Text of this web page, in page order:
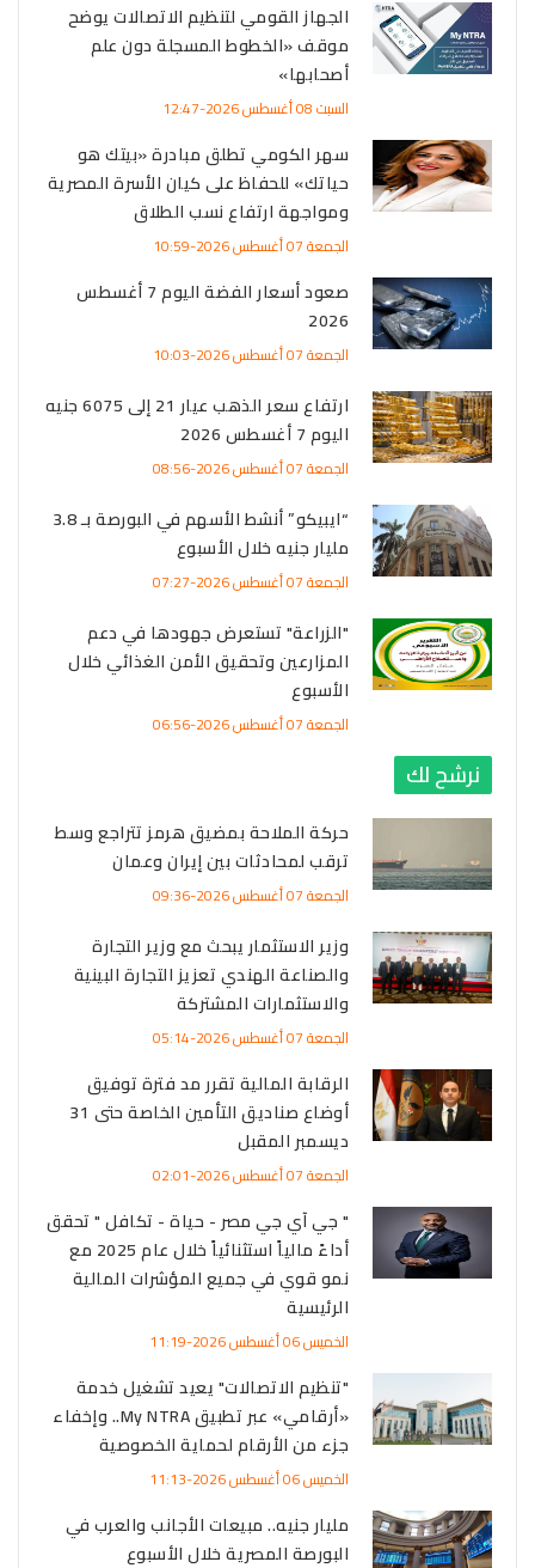
الجهاز القومي لتنظيم الاتصالات يوضح
موقف «الخطوط المسجلة دون علم
أصحابها»
السبت 08 أغسطس 2026-12:47
سهر الكومي تطلق مبادرة «بيتك هو
حياتك» للحفاظ على كيان الأسرة المصرية
ومواجهة ارتفاع نسب الطلاق
الجمعة 07 أغسطس 2026-10:59
صعود أسعار الفضة اليوم 7 أغسطس
2026
الجمعة 07 أغسطس 2026-10:03
ارتفاع سعر الذهب عيار 21 إلى 6075 جنيه
اليوم 7 أغسطس 2026
الجمعة 07 أغسطس 2026-08:56
“ايبيكو” أنشط الأسهم في البورصة بـ 3.8
مليار جنيه خلال الأسبوع
الجمعة 07 أغسطس 2026-07:27
"الزراعة" تستعرض جهودها في دعم
المزارعين وتحقيق الأمن الغذائي خلال
الأسبوع
الجمعة 07 أغسطس 2026-06:56
نرشح لك
حركة الملاحة بمضيق هرمز تتراجع وسط
ترقب لمحادثات بين إيران وعمان
الجمعة 07 أغسطس 2026-09:36
وزير الاستثمار يبحث مع وزير التجارة
والصناعة الهندي تعزيز التجارة البينية
والاستثمارات المشتركة
الجمعة 07 أغسطس 2026-05:14
الرقابة المالية تقرر مد فترة توفيق
أوضاع صناديق التأمين الخاصة حتى 31
ديسمبر المقبل
الجمعة 07 أغسطس 2026-02:01
" جي آي جي مصر - حياة - تكافل " تحقق
أداءً مالياً استثنائياً خلال عام 2025 مع
نمو قوي في جميع المؤشرات المالية
الرئيسية
الخميس 06 أغسطس 2026-11:19
"تنظيم الاتصالات" يعيد تشغيل خدمة
«أرقامي» عبر تطبيق My NTRA.. وإخفاء
جزء من الأرقام لحماية الخصوصية
الخميس 06 أغسطس 2026-11:13
مليار جنيه.. مبيعات الأجانب والعرب في
البورصة المصرية خلال الأسبوع